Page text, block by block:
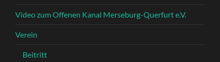
Video zum Offenen Kanal Merseburg-Querfurt e.V.
Verein
Beitritt